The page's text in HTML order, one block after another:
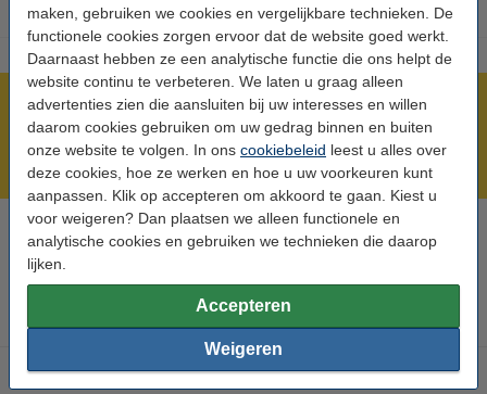
maken, gebruiken we cookies en vergelijkbare technieken. De
functionele cookies zorgen ervoor dat de website goed werkt.
Daarnaast hebben ze een analytische functie die ons helpt de
website continu te verbeteren. We laten u graag alleen
advertenties zien die aansluiten bij uw interesses en willen
daarom cookies gebruiken om uw gedrag binnen en buiten
onze website te volgen. In ons cookiebeleid leest u alles over
deze cookies, hoe ze werken en hoe u uw voorkeuren kunt
aanpassen. Klik op accepteren om akkoord te gaan. Kiest u
voor weigeren? Dan plaatsen we alleen functionele en
analytische cookies en gebruiken we technieken die daarop
lijken.
Accepteren
Weigeren
Meer dan 5 miljoen klanten!
Voor 23.59 uur besteld, morgen in huis!
Laagsteprijsgarantie!
Hulp nodig? Bel ons op 0294-787125
Opladers